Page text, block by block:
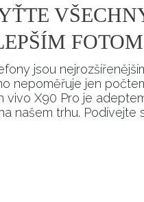
jsou
nepoměřuje jen
vivo X90 Pro je
našem trhu. Podívejte